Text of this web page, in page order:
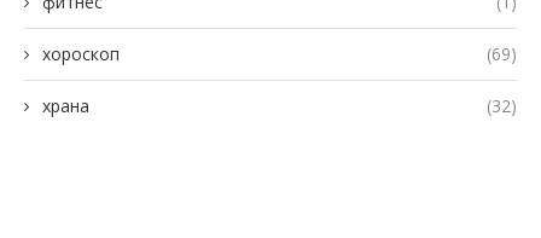
хороскоп (69)
храна (32)